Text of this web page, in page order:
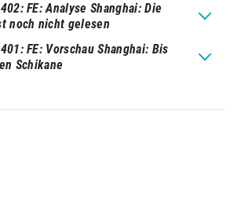
FE: Analyse Shanghai: Die
noch nicht gelesen
FE: Vorschau Shanghai: Bis
Schikane